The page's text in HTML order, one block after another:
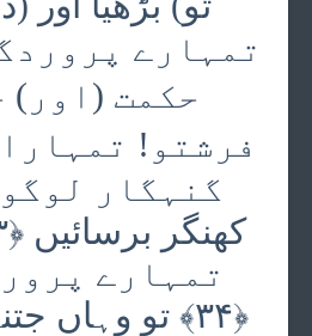
تمہارے
تمہارے